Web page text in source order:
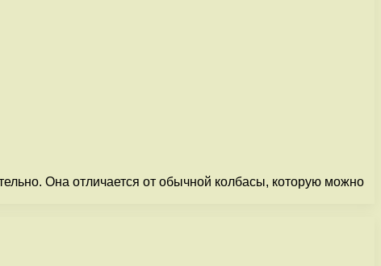
Она отличается от обычной колбасы, которую можно